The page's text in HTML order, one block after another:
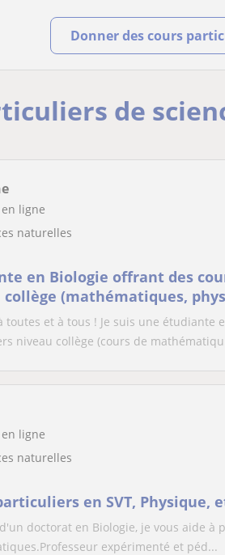
Donner des cours
de
ligne
naturelles
en Biologie offrant des
collège (mathématiques,
lycée (SVT)
toutes et à tous ! Je suis une étudiante
niveau collège (cours de
ligne
naturelles
en SVT, Physique,
doctorat en Biologie, je vous aide à
expérimenté et péd...